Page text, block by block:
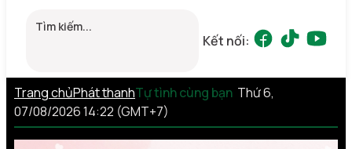
Kết nối:
Trang chủPhát thanhTự tình cùng bạn Thứ 6,
07/08/2026 14:22 (GMT+7)